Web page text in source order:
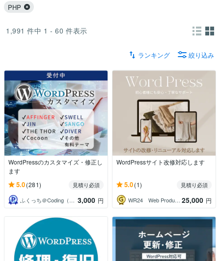
PHP
1,991 件中 1 - 60 件表示
ランキング 絞り込み
WordPressのカスタマイズ・修正し
ます
5.0(281)
見積り必須
ふくっち＠Coding（Design）
3,000 円
WordPressサイト改修対応します
5.0(1)
見積り必須
WR24 Web Production 25,000 円